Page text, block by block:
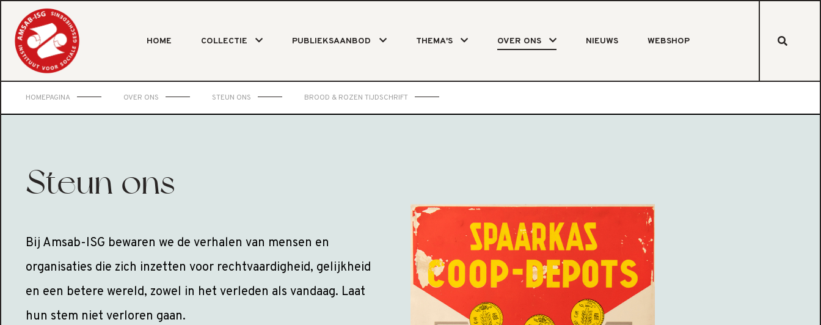
HOME COLLECTIE PUBLIEKSAANBOD THEMA'S OVER ONS NIEUWS WEBSHOP
HOMEPAGINA OVER ONS STEUN ONS BROOD & ROZEN TIJDSCHRIFT
Steun ons
Bij Amsab-ISG bewaren we de verhalen van mensen en
organisaties die zich inzetten voor rechtvaardigheid, gelijkheid
en een betere wereld, zowel in het verleden als vandaag. Laat
hun stem niet verloren gaan.